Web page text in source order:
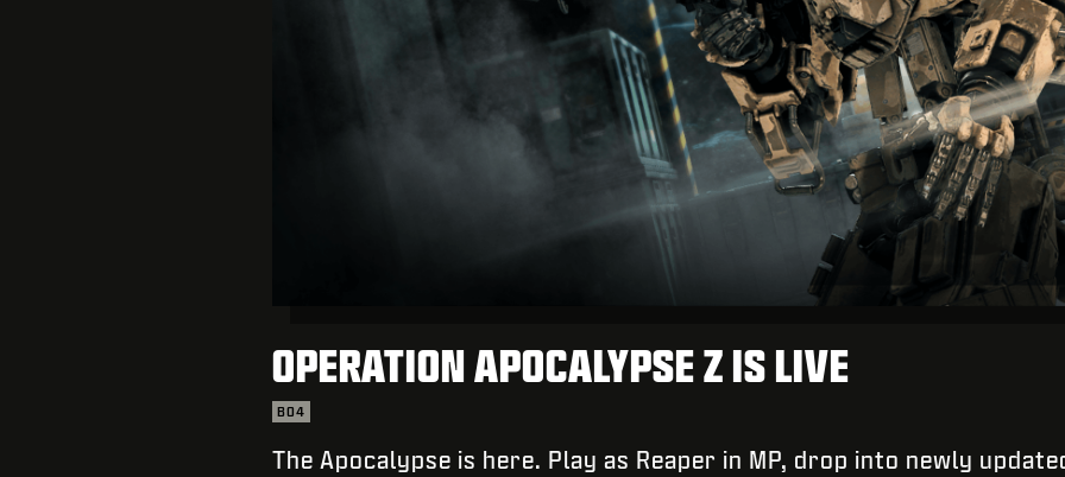
OPERATION APOCALYPSE Z IS LIVE
BO4
The Apocalypse is here. Play as Reaper in MP, drop into newly